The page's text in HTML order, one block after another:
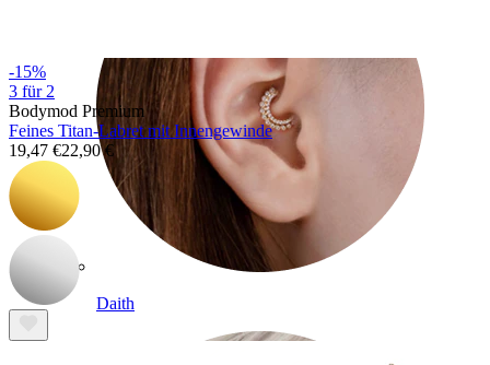
Daith
-15%
3 für 2
Bodymod Premium
Feines Titan-Labret mit Innengewinde
19,47 €22,90 €